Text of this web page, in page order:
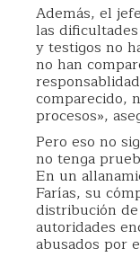
Además, el
las
y testigos no
no han
comparecido,
procesos»,
Pero eso no
no tenga
En un
Farías, su
distribución
autoridades
abusados por